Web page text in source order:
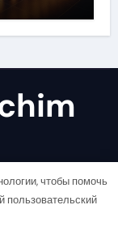
чтобы помочь
пользовательский